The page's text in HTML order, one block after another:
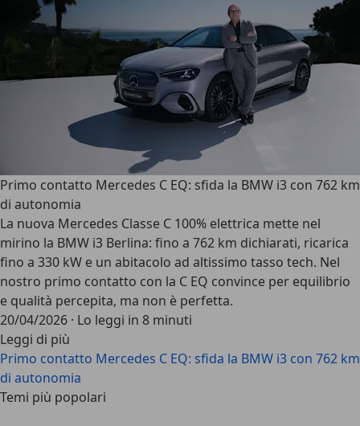
Primo contatto Mercedes C EQ: sfida la BMW i3 con 762 km
di autonomia
La nuova Mercedes Classe C 100% elettrica mette nel
mirino la BMW i3 Berlina: fino a 762 km dichiarati, ricarica
fino a 330 kW e un abitacolo ad altissimo tasso tech. Nel
nostro primo contatto con la C EQ convince per equilibrio
e qualità percepita, ma non è perfetta.
20/04/2026 · Lo leggi in 8 minuti
Leggi di più
Primo contatto Mercedes C EQ: sfida la BMW i3 con 762 km
di autonomia
Temi più popolari